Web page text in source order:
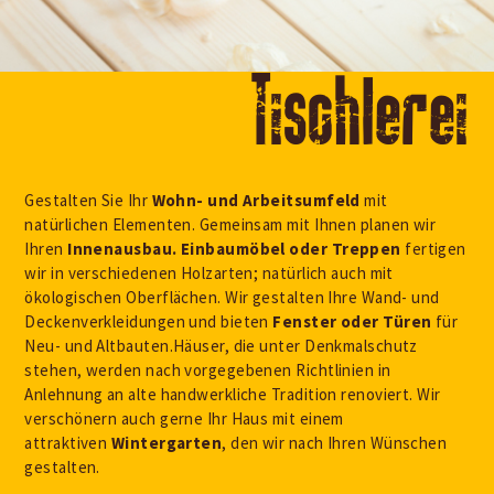
Tischlerei
Gestalten Sie Ihr Wohn- und Arbeitsumfeld mit
natürlichen Elementen. Gemeinsam mit Ihnen planen wir
Ihren Innenausbau. Einbaumöbel oder Treppen fertigen
wir in verschiedenen Holzarten; natürlich auch mit
ökologischen Oberflächen. Wir gestalten Ihre Wand- und
Deckenverkleidungen und bieten Fenster oder Türen für
Neu- und Altbauten.Häuser, die unter Denkmalschutz
stehen, werden nach vorgegebenen Richtlinien in
Anlehnung an alte handwerkliche Tradition renoviert. Wir
verschönern auch gerne Ihr Haus mit einem
attraktiven Wintergarten, den wir nach Ihren Wünschen
gestalten.